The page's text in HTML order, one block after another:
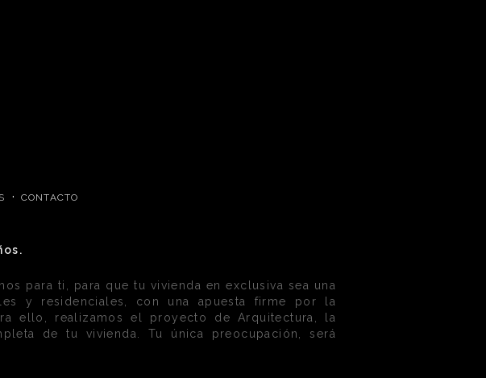
· CONTACTO
para ti, para que tu vivienda en exclusiva sea una
y residenciales, con una apuesta firme por la
ello, realizamos el proyecto de Arquitectura, la
de tu vivienda. Tu única preocupación, será